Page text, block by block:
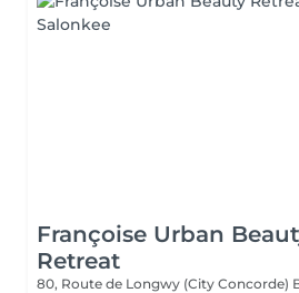
Françoise Urban
Retreat
80, Route de Longwy (City Concorde)